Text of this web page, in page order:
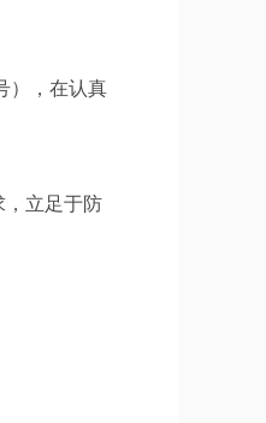
），在认真
，立足于防